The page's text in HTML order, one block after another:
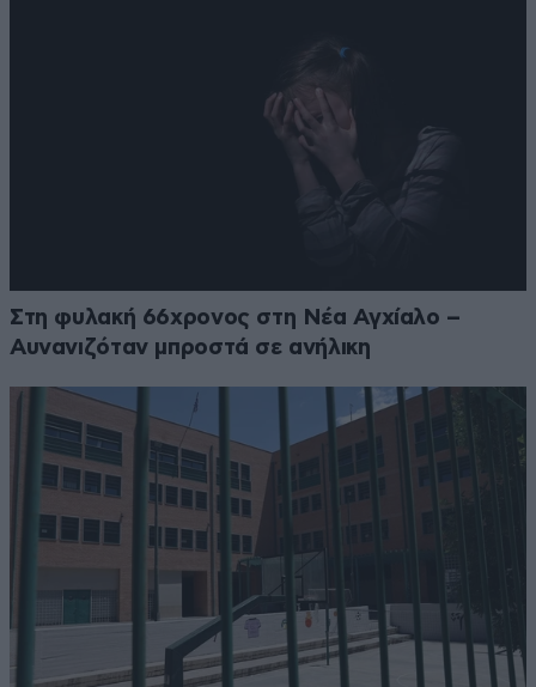
Στη φυλακή 66χρονος στη Νέα Αγχίαλο –
Αυνανιζόταν μπροστά σε ανήλικη